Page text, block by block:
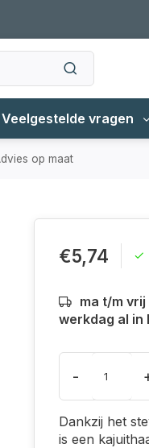
Veelgestelde vragen
op maat
€5,74
ma t/m
werkdag al in
-
Dankzij het
is een